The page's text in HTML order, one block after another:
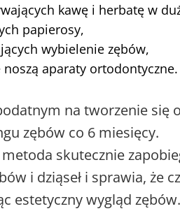
kawę i herbatę w
papierosy,
wybielenie zębów,
aparaty ortodontyczne.
na tworzenie się
zębów co 6 miesięcy.
skutecznie
i dziąseł i sprawia, że
estetyczny wygląd zębów.